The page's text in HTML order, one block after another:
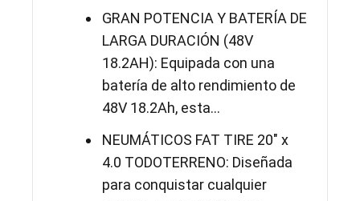
GRAN POTENCIA Y BATERÍA DE
LARGA DURACIÓN (48V
18.2AH): Equipada con una
batería de alto rendimiento de
48V 18.2Ah, esta...
NEUMÁTICOS FAT TIRE 20" x
4.0 TODOTERRENO: Diseñada
para conquistar cualquier